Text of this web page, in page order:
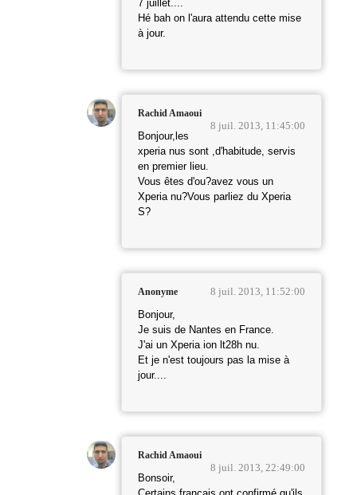
7 juillet....
Hé bah on l'aura attendu cette mise
à jour.
Rachid Amaoui
8 juil. 2013, 11:45:00
Bonjour,les
xperia nus sont ,d'habitude, servis
en premier lieu.
Vous êtes d'ou?avez vous un
Xperia nu?Vous parliez du Xperia
S?
Anonyme 8 juil. 2013, 11:52:00
Bonjour,
Je suis de Nantes en France.
J'ai un Xperia ion lt28h nu.
Et je n'est toujours pas la mise à
jour....
Rachid Amaoui
8 juil. 2013, 22:49:00
Bonsoir,